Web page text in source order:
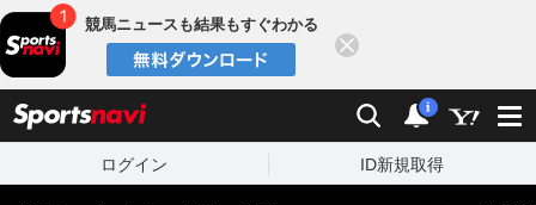
競馬ニュースも結果もすぐわかる
検索 通知
i
ログイン ID新規取得